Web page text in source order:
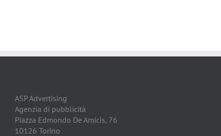
ASP Advertising
Agenzia di pubblicità
Piazza Edmondo De Amicis, 76
10126 Torino